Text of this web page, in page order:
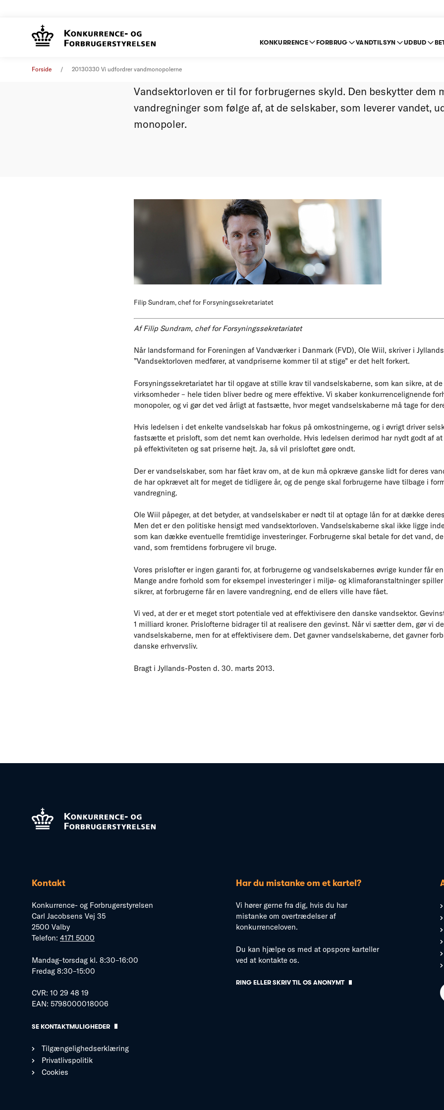
KONKURRENCE FORBRUG VANDTILSYN UDBUD
Forside 20130330 Vi udfordrer vandmonopolerne
Vandsektorloven er til for forbrugernes skyld. Den beskytter dem
vandregninger som følge af, at de selskaber, som leverer vandet,
monopoler.
Filip Sundram, chef for Forsyningssekretariatet
Af Filip Sundram, chef for Forsyningssekretariatet
Når landsformand for Foreningen af Vandværker i Danmark (FVD), Ole Wiil, skriver i
”Vandsektorloven medfører, at vandpriserne kommer til at stige” er det helt forkert.
Forsyningssekretariatet har til opgave at stille krav til vandselskaberne, som kan sikre, at
virksomheder – hele tiden bliver bedre og mere effektive. Vi skaber konkurrencelignende
monopoler, og vi gør det ved årligt at fastsætte, hvor meget vandselskaberne må tage for
Hvis ledelsen i det enkelte vandselskab har fokus på omkostningerne, og i øvrigt driver
fastsætte et prisloft, som det nemt kan overholde. Hvis ledelsen derimod har nydt godt af
på effektiviteten og sat priserne højt. Ja, så vil prisloftet gøre ondt.
Der er vandselskaber, som har fået krav om, at de kun må opkræve ganske lidt for deres
de har opkrævet alt for meget de tidligere år, og de penge skal forbrugerne have tilbage i
vandregning.
Ole Wiil påpeger, at det betyder, at vandselskaber er nødt til at optage lån for at dække
Men det er den politiske hensigt med vandsektorloven. Vandselskaberne skal ikke ligge
som kan dække eventuelle fremtidige investeringer. Forbrugerne skal betale for det vand,
vand, som fremtidens forbrugere vil bruge.
Vores prislofter er ingen garanti for, at forbrugerne og vandselskabernes øvrige kunder får
Mange andre forhold som for eksempel investeringer i miljø- og klimaforanstaltninger
sikrer, at forbrugerne får en lavere vandregning, end de ellers ville have fået.
Vi ved, at der er et meget stort potentiale ved at effektivisere den danske vandsektor.
1 milliard kroner. Prislofterne bidrager til at realisere den gevinst. Når vi sætter dem, gør vi
vandselskaberne, men for at effektivisere dem. Det gavner vandselskaberne, det gavner
danske erhvervsliv.
Bragt i Jyllands-Posten d. 30. marts 2013.
Kontakt
Konkurrence- og Forbrugerstyrelsen
Carl Jacobsens Vej 35
2500 Valby
Telefon: 4171 5000
Mandag–torsdag kl. 8:30–16:00
Fredag 8:30–15:00
CVR: 10 29 48 19
EAN: 5798000018006
SE KONTAKTMULIGHEDER
Tilgængelighedserklæring
Privatlivspolitik
Cookies
Har du mistanke om et kartel?
Vi hører gerne fra dig, hvis du har
mistanke om overtrædelser af
konkurrenceloven.
Du kan hjælpe os med at opspore karteller
ved at kontakte os.
RING ELLER SKRIV TIL OS ANONYMT